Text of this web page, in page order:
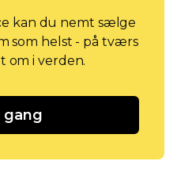
kan du nemt sælge
som helst - på tværs
i verden.
gang